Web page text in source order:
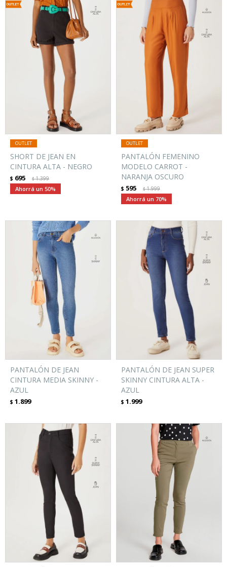
SHORT DE JEAN EN
CINTURA ALTA - NEGRO
$ 695 $1.399
50
PANTALÓN FEMENINO
MODELO CARROT -
NARANJA OSCURO
$ 595 $1.999
70
PANTALÓN DE JEAN
CINTURA MEDIA SKINNY -
AZUL
$ 1.899
PANTALÓN DE JEAN SUPER
SKINNY CINTURA ALTA -
AZUL
$ 1.999